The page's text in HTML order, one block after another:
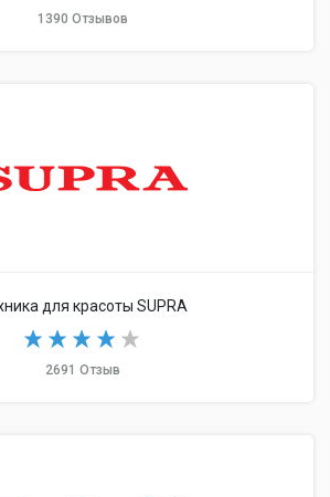
1390 Отзывов
для красоты SUPRA
2691 Отзыв